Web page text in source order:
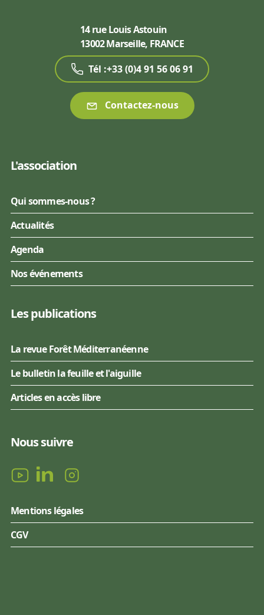
14 rue Louis Astouin
13002 Marseille, FRANCE
Tél :+33 (0)4 91 56 06 91
Contactez-nous
L'association
Qui sommes-nous ?
Actualités
Agenda
Nos événements
Les publications
La revue Forêt Méditerranéenne
Le bulletin la feuille et l'aiguille
Articles en accès libre
Nous suivre
Mentions légales
CGV